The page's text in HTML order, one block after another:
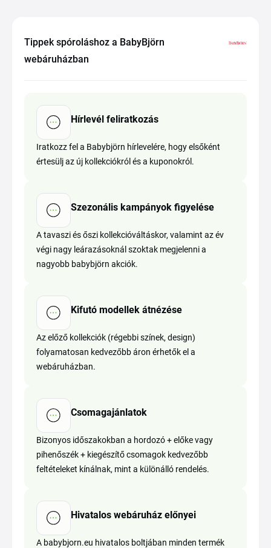
Tippek spóroláshoz a BabyBjörn
webáruházban
Hírlevél feliratkozás
Iratkozz fel a Babybjörn hírlevelére, hogy elsőként
értesülj az új kollekciókról és a kuponokról.
Szezonális kampányok figyelése
A tavaszi és őszi kollekcióváltáskor, valamint az év
végi nagy leárazásoknál szoktak megjelenni a
nagyobb babybjörn akciók.
Kifutó modellek átnézése
Az előző kollekciók (régebbi színek, design)
folyamatosan kedvezőbb áron érhetők el a
webáruházban.
Csomagajánlatok
Bizonyos időszakokban a hordozó + előke vagy
pihenőszék + kiegészítő csomagok kedvezőbb
feltételeket kínálnak, mint a különálló rendelés.
Hivatalos webáruház előnyei
A babybjorn.eu hivatalos boltjában minden termék